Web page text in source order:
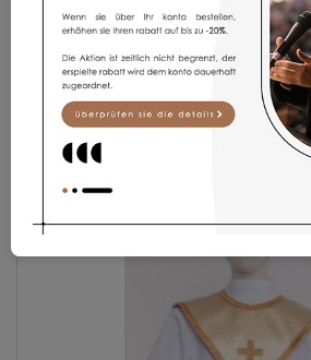
Albe AP6p
81,10 €